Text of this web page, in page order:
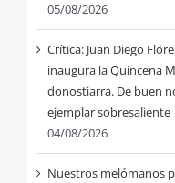
05/08/2026
Crítica: Juan Diego
inaugura la Quincena
donostiarra. De buen
ejemplar sobresaliente
04/08/2026
Nuestros melómanos